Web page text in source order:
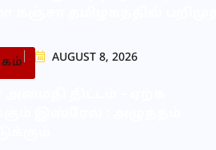
AUGUST 8, 2026